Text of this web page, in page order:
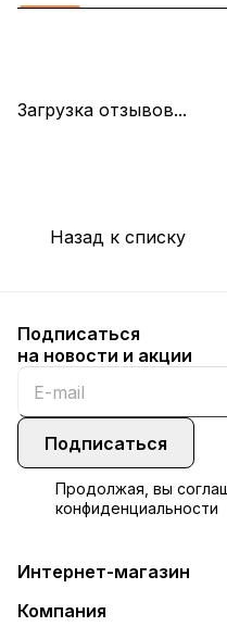
Загрузка отзывов...
Назад к списку
Подписаться
на новости и акции
Подписаться
Продолжая, вы
конфиденциальности
Интернет-магазин
Компания